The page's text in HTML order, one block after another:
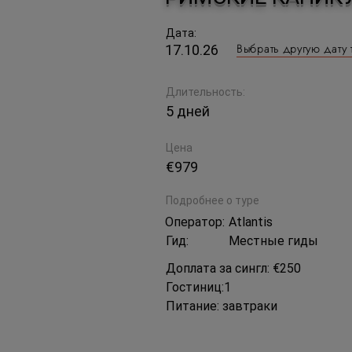
Дата:
17.10.26 Выбрать другую дату
Длительность:
5 дней
Цена
€979
Подробнее о туре
Оператор: Atlantis
Гид:
Местные гиды
Доплата за сингл: €250
Гостиниц:1
Питание: завтраки